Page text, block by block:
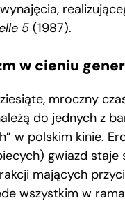
5 (1987).
w cieniu
mroczny
do jednych z
w polskim kinie.
gwiazd staje
mających
wszystkim w